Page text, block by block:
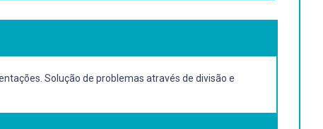
Solução de problemas através de divisão e